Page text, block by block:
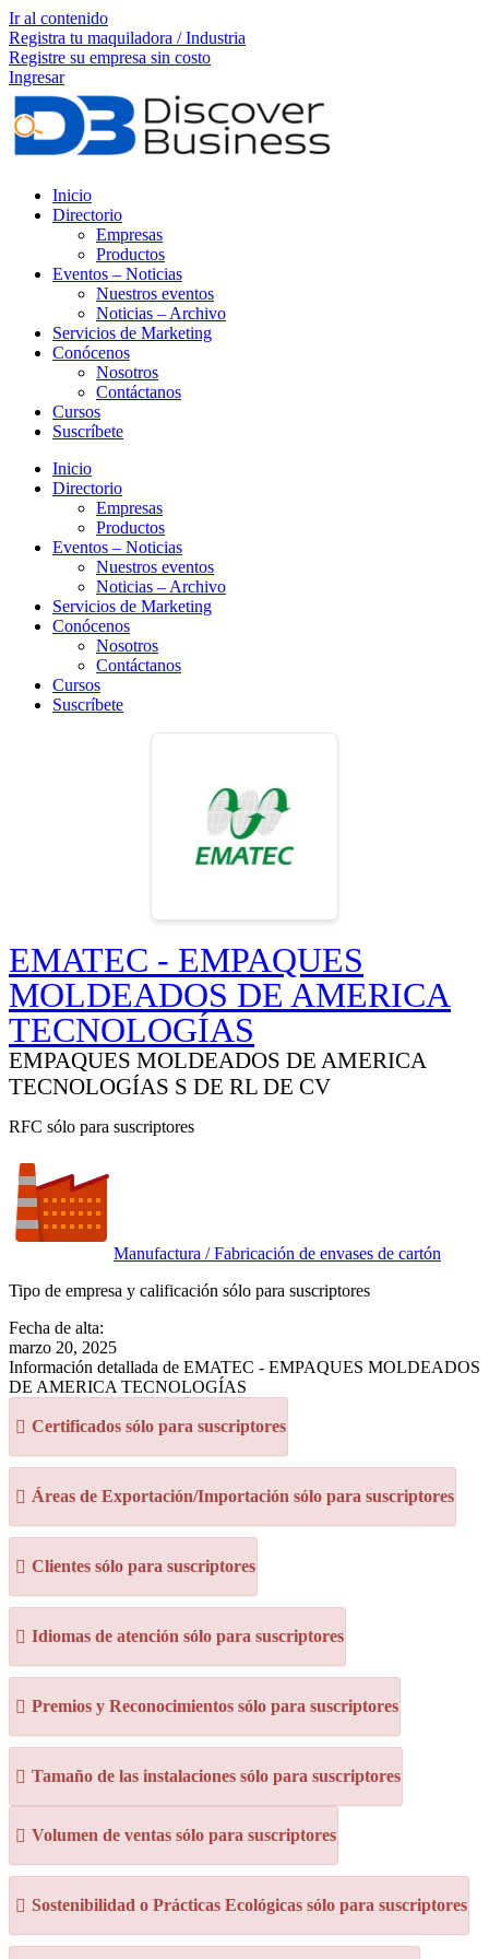
Ir al contenido
Registra tu maquiladora / Industria
Registre su empresa sin costo
Ingresar
Inicio
Directorio
Empresas
Productos
Eventos – Noticias
Nuestros eventos
Noticias – Archivo
Servicios de Marketing
Conócenos
Nosotros
Contáctanos
Cursos
Suscríbete
Inicio
Directorio
Empresas
Productos
Eventos – Noticias
Nuestros eventos
Noticias – Archivo
Servicios de Marketing
Conócenos
Nosotros
Contáctanos
Cursos
Suscríbete
EMATEC - EMPAQUES
MOLDEADOS DE AMERICA
TECNOLOGÍAS
EMPAQUES MOLDEADOS DE AMERICA
TECNOLOGÍAS S DE RL DE CV
RFC sólo para suscriptores
Manufactura / Fabricación de envases de cartón
Tipo de empresa y calificación sólo para suscriptores
Fecha de alta:
marzo 20, 2025
Información detallada de EMATEC - EMPAQUES MOLDEADOS
DE AMERICA TECNOLOGÍAS
Certificados sólo para suscriptores
Áreas de Exportación/Importación sólo para suscriptores
Clientes sólo para suscriptores
Idiomas de atención sólo para suscriptores
Premios y Reconocimientos sólo para suscriptores
Tamaño de las instalaciones sólo para suscriptores
Volumen de ventas sólo para suscriptores
Sostenibilidad o Prácticas Ecológicas sólo para suscriptores